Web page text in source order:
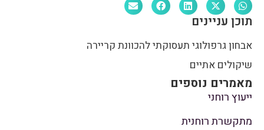
תוכן עניינים
אבחון גרפולוגי תעסוקתי להכוונת קריירה
שיקולים אתיים
מאמרים נוספים
ייעוץ רוחני
מתקשרת רוחנית